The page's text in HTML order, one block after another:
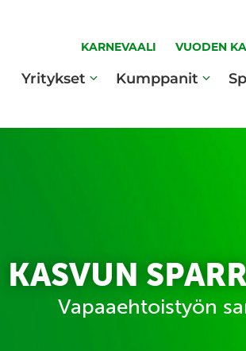
KARNEVAALI VUODEN
Yritykset Kumppanit
KASVUN
Vapaaehtoistyön